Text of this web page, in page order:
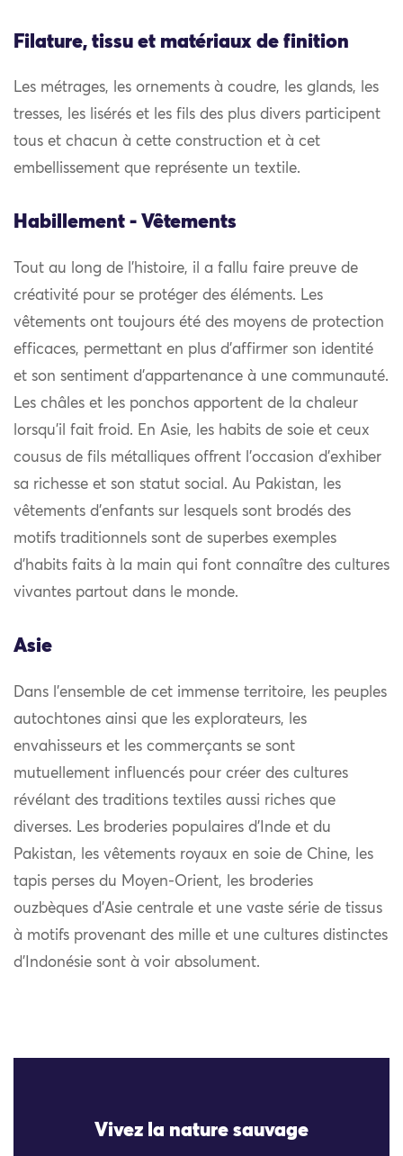
Filature, tissu et matériaux de finition
Les métrages, les ornements à coudre, les glands, les
tresses, les lisérés et les fils des plus divers participent
tous et chacun à cette construction et à cet
embellissement que représente un textile.
Habillement - Vêtements
Tout au long de l’histoire, il a fallu faire preuve de
créativité pour se protéger des éléments. Les
vêtements ont toujours été des moyens de protection
efficaces, permettant en plus d’affirmer son identité
et son sentiment d’appartenance à une communauté.
Les châles et les ponchos apportent de la chaleur
lorsqu’il fait froid. En Asie, les habits de soie et ceux
cousus de fils métalliques offrent l’occasion d’exhiber
sa richesse et son statut social. Au Pakistan, les
vêtements d’enfants sur lesquels sont brodés des
motifs traditionnels sont de superbes exemples
d’habits faits à la main qui font connaître des cultures
vivantes partout dans le monde.
Asie
Dans l’ensemble de cet immense territoire, les peuples
autochtones ainsi que les explorateurs, les
envahisseurs et les commerçants se sont
mutuellement influencés pour créer des cultures
révélant des traditions textiles aussi riches que
diverses. Les broderies populaires d’Inde et du
Pakistan, les vêtements royaux en soie de Chine, les
tapis perses du Moyen-Orient, les broderies
ouzbèques d’Asie centrale et une vaste série de tissus
à motifs provenant des mille et une cultures distinctes
d’Indonésie sont à voir absolument.
Vivez la nature sauvage